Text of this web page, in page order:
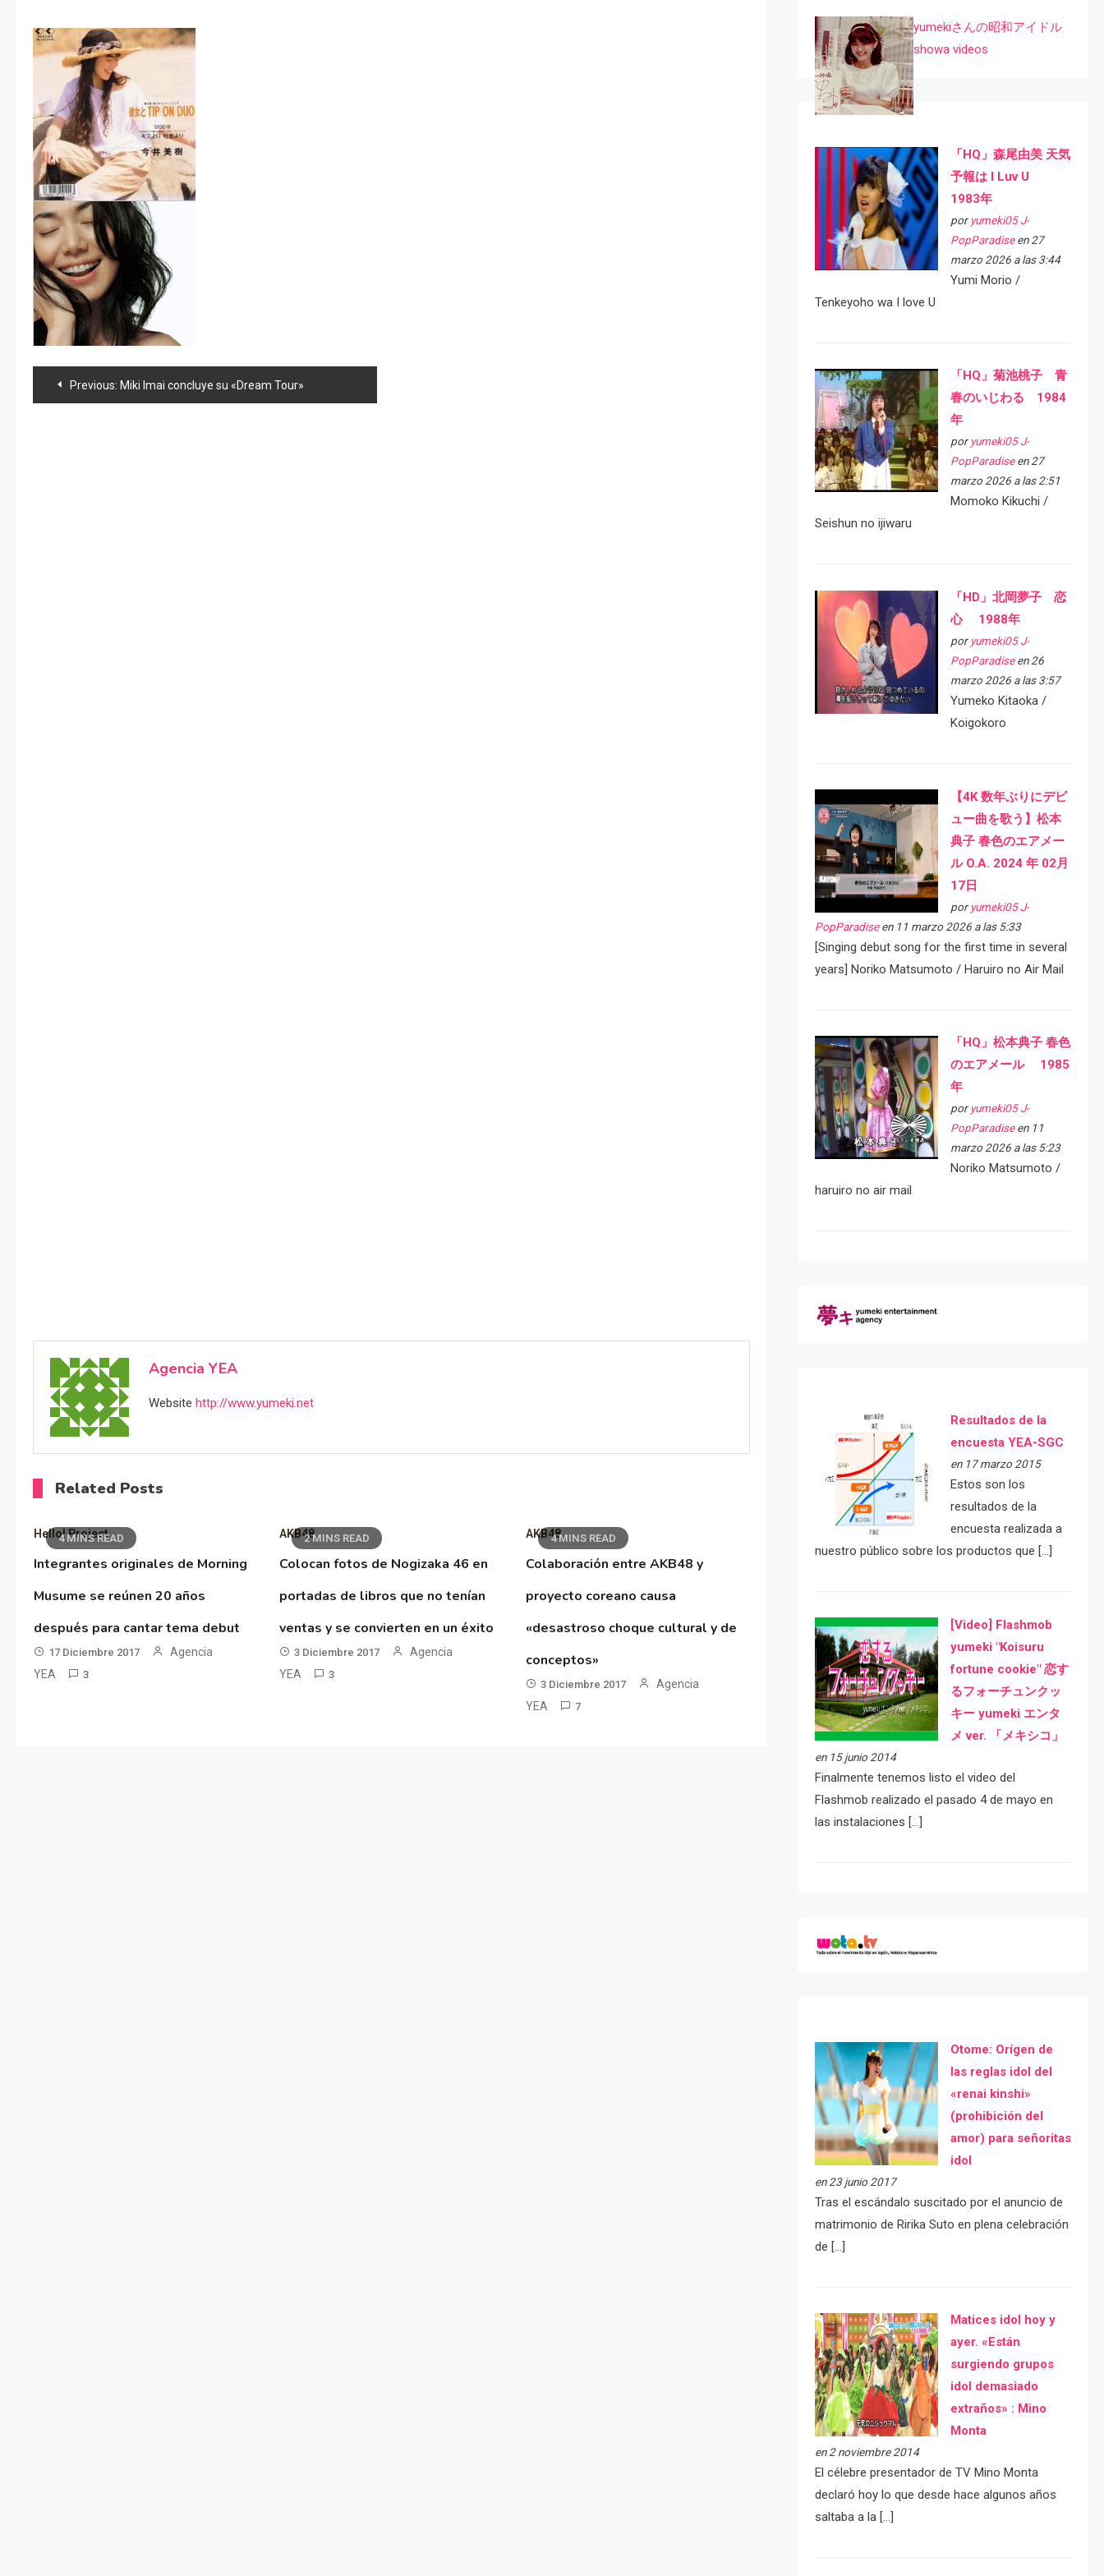
Navegación
Previous: Miki Imai concluye su «Dream Tour»
Agencia YEA
Website http://www.yumeki.net
Related Posts
4 MINS READ
Hello! Project
Integrantes originales de Morning
Musume se reúnen 20 años
después para cantar tema debut
17 Diciembre 2017
Agencia
YEA
3
2 MINS READ
AKB48
Colocan fotos de Nogizaka 46 en
portadas de libros que no tenían
ventas y se convierten en un éxito
3 Diciembre 2017
Agencia
YEA
3
4 MINS READ
AKB48
Colaboración entre AKB48 y
proyecto coreano causa
«desastroso choque cultural y de
conceptos»
3 Diciembre 2017
Agencia
YEA
7
yumekiさんの昭和アイドル
showa videos
「HQ」森尾由美 天気
予報は I Luv U
1983年
por yumeki05 J-
PopParadiseen 27
marzo 2026 a las 3:44
Yumi Morio /
Tenkeyoho wa I love U
「HQ」菊池桃子 青
春のいじわる 1984
年
por yumeki05 J-
PopParadiseen 27
marzo 2026 a las 2:51
Momoko Kikuchi /
Seishun no ijiwaru
「HD」北岡夢子 恋
心 1988年
por yumeki05 J-
PopParadiseen 26
marzo 2026 a las 3:57
Yumeko Kitaoka /
Koigokoro
【4K 数年ぶりにデビ
ュー曲を歌う】松本
典子 春色のエアメー
ル O.A. 2024 年 02月
17日
por yumeki05 J-
PopParadiseen 11 marzo 2026 a las 5:33
[Singing debut song for the first time in several
years] Noriko Matsumoto / Haruiro no Air Mail
「HQ」松本典子 春色
のエアメール 1985
年
por yumeki05 J-
PopParadiseen 11
marzo 2026 a las 5:23
Noriko Matsumoto /
haruiro no air mail
Resultados de la
encuesta YEA-SGC
en 17 marzo 2015
Estos son los
resultados de la
encuesta realizada a
nuestro público sobre los productos que […]
[Video] Flashmob
yumeki "Koisuru
fortune cookie" 恋す
るフォーチュンクッ
キー yumeki エンタ
メ ver. 「メキシコ」
en 15 junio 2014
Finalmente tenemos listo el video del
Flashmob realizado el pasado 4 de mayo en
las instalaciones […]
Otome: Orígen de
las reglas idol del
«renai kinshi»
(prohibición del
amor) para señoritas
idol
en 23 junio 2017
Tras el escándalo suscitado por el anuncio de
matrimonio de Ririka Suto en plena celebración
de […]
Matices idol hoy y
ayer. «Están
surgiendo grupos
idol demasiado
extraños» : Mino
Monta
en 2 noviembre 2014
El célebre presentador de TV Mino Monta
declaró hoy lo que desde hace algunos años
saltaba a la […]